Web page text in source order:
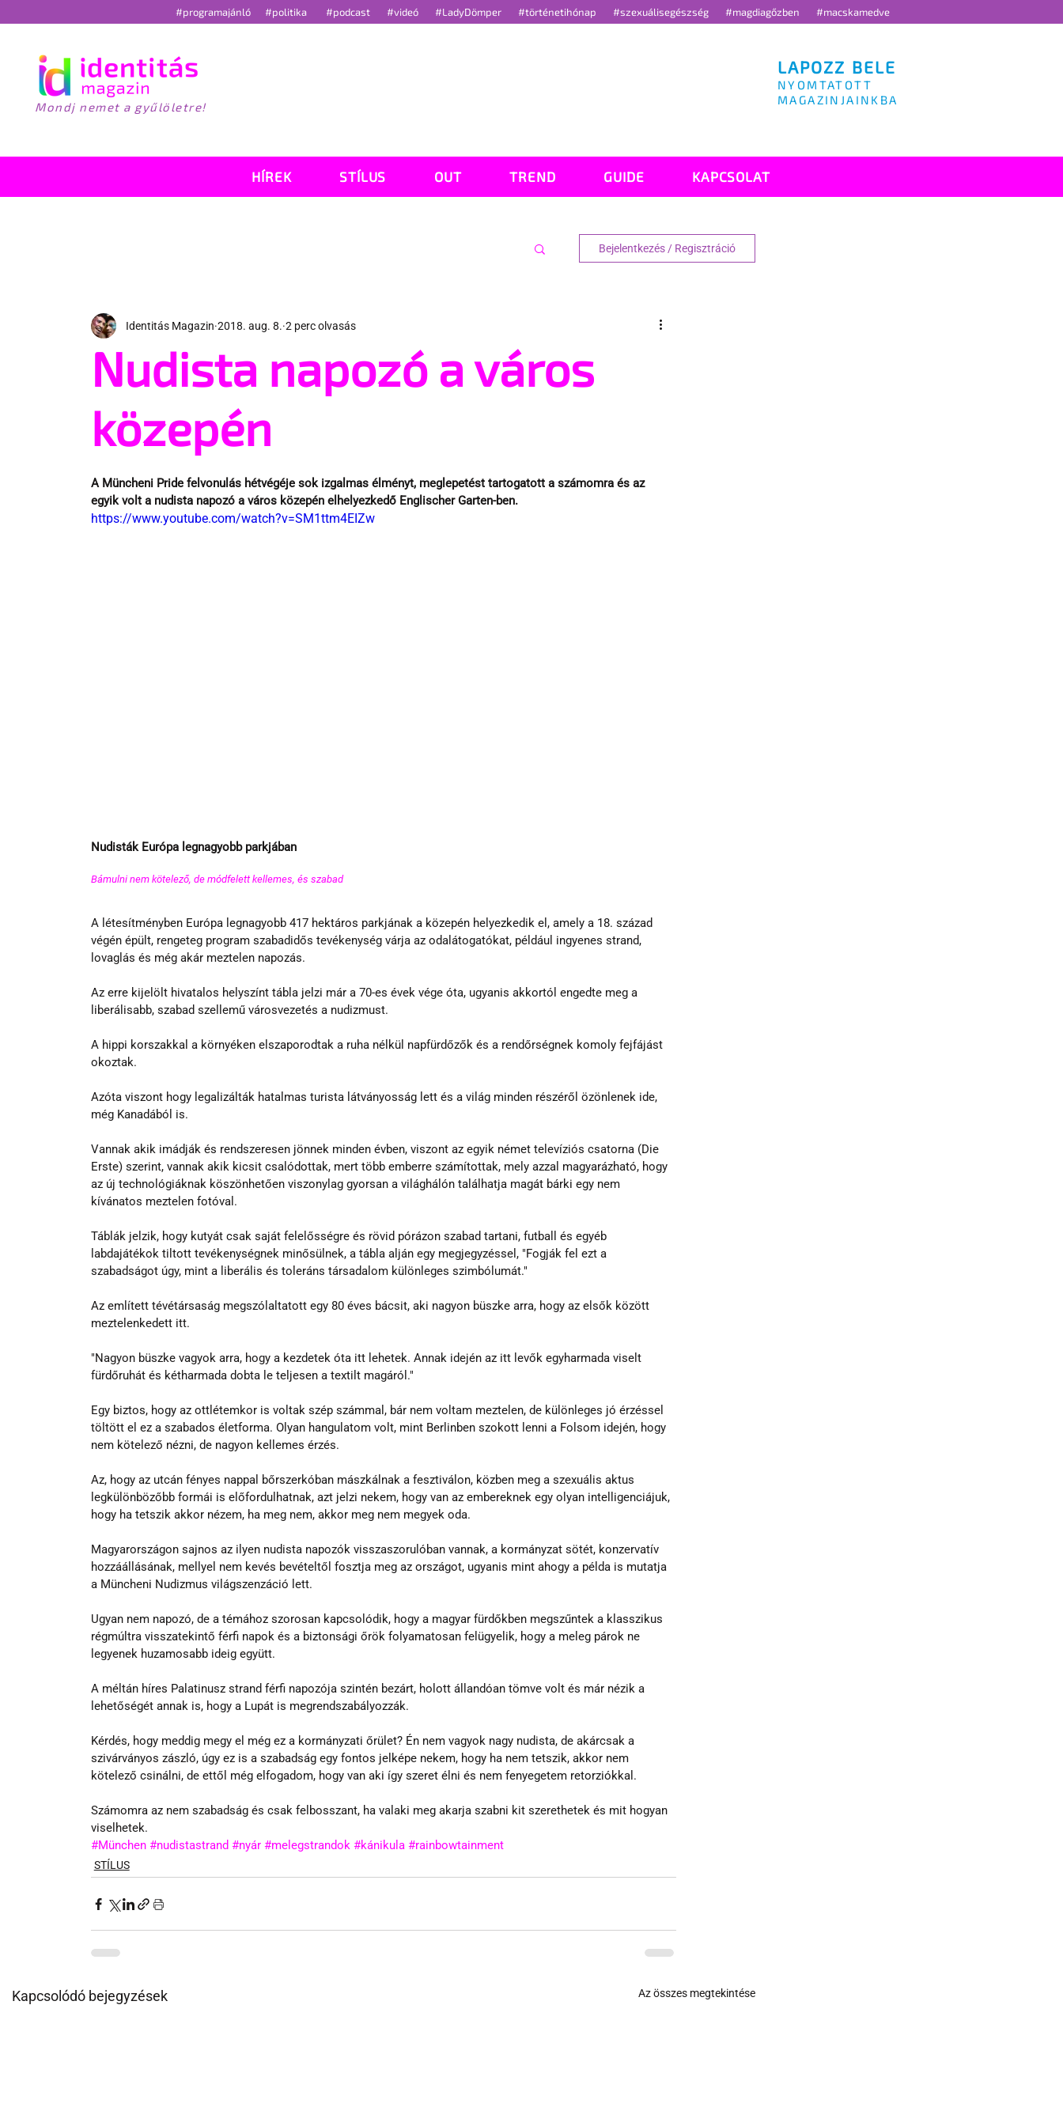
#programajánló #politika #podcast #videó #LadyDömper #történetihónap #szexuálisegészség #magdiagőzben #macskamedve
Mondj nemet a gyűlöletre!
LAPOZZ BELE
NYOMTATOTT
MAGAZINJAINKBA
HÍREK STÍLUS OUT TREND GUIDE KAPCSOLAT
Bejelentkezés / Regisztráció
Nudista napozó a város
közepén
Identitás Magazin 2018. aug. 8. 2 perc olvasás
A Müncheni Pride felvonulás hétvégéje sok izgalmas élményt, meglepetést tartogatott a számomra és az
egyik volt a nudista napozó a város közepén elhelyezkedő Englischer Garten-ben.
https://www.youtube.com/watch?v=SM1ttm4EIZw
Nudisták Európa legnagyobb parkjában
Bámulni nem kötelező, de módfelett kellemes, és szabad
A létesítményben Európa legnagyobb 417 hektáros parkjának a közepén helyezkedik el, amely a 18. század
végén épült, rengeteg program szabadidős tevékenység várja az odalátogatókat, például ingyenes strand,
lovaglás és még akár meztelen napozás.
Az erre kijelölt hivatalos helyszínt tábla jelzi már a 70-es évek vége óta, ugyanis akkortól engedte meg a
liberálisabb, szabad szellemű városvezetés a nudizmust.
A hippi korszakkal a környéken elszaporodtak a ruha nélkül napfürdőzők és a rendőrségnek komoly fejfájást
okoztak.
Azóta viszont hogy legalizálták hatalmas turista látványosság lett és a világ minden részéről özönlenek ide,
még Kanadából is.
Vannak akik imádják és rendszeresen jönnek minden évben, viszont az egyik német televíziós csatorna (Die
Erste) szerint, vannak akik kicsit csalódottak, mert több emberre számítottak, mely azzal magyarázható, hogy
az új technológiáknak köszönhetően viszonylag gyorsan a világhálón találhatja magát bárki egy nem
kívánatos meztelen fotóval.
Táblák jelzik, hogy kutyát csak saját felelősségre és rövid pórázon szabad tartani, futball és egyéb
labdajátékok tiltott tevékenységnek minősülnek, a tábla alján egy megjegyzéssel, "Fogják fel ezt a
szabadságot úgy, mint a liberális és toleráns társadalom különleges szimbólumát."
Az említett tévétársaság megszólaltatott egy 80 éves bácsit, aki nagyon büszke arra, hogy az elsők között
meztelenkedett itt.
"Nagyon büszke vagyok arra, hogy a kezdetek óta itt lehetek. Annak idején az itt levők egyharmada viselt
fürdőruhát és kétharmada dobta le teljesen a textilt magáról."
Egy biztos, hogy az ottlétemkor is voltak szép számmal, bár nem voltam meztelen, de különleges jó érzéssel
töltött el ez a szabados életforma. Olyan hangulatom volt, mint Berlinben szokott lenni a Folsom idején, hogy
nem kötelező nézni, de nagyon kellemes érzés.
Az, hogy az utcán fényes nappal bőrszerkóban mászkálnak a fesztiválon, közben meg a szexuális aktus
legkülönbözőbb formái is előfordulhatnak, azt jelzi nekem, hogy van az embereknek egy olyan intelligenciájuk,
hogy ha tetszik akkor nézem, ha meg nem, akkor meg nem megyek oda.
Magyarországon sajnos az ilyen nudista napozók visszaszorulóban vannak, a kormányzat sötét, konzervatív
hozzáállásának, mellyel nem kevés bevételtől fosztja meg az országot, ugyanis mint ahogy a példa is mutatja
a Müncheni Nudizmus világszenzáció lett.
Ugyan nem napozó, de a témához szorosan kapcsolódik, hogy a magyar fürdőkben megszűntek a klasszikus
régmúltra visszatekintő férfi napok és a biztonsági őrök folyamatosan felügyelik, hogy a meleg párok ne
legyenek huzamosabb ideig együtt.
A méltán híres Palatinusz strand férfi napozója szintén bezárt, holott állandóan tömve volt és már nézik a
lehetőségét annak is, hogy a Lupát is megrendszabályozzák.
Kérdés, hogy meddig megy el még ez a kormányzati őrület? Én nem vagyok nagy nudista, de akárcsak a
szivárványos zászló, úgy ez is a szabadság egy fontos jelképe nekem, hogy ha nem tetszik, akkor nem
kötelező csinálni, de ettől még elfogadom, hogy van aki így szeret élni és nem fenyegetem retorziókkal.
Számomra az nem szabadság és csak felbosszant, ha valaki meg akarja szabni kit szerethetek és mit hogyan
viselhetek.
#München #nudistastrand #nyár #melegstrandok #kánikula #rainbowtainment
STÍLUS
Kapcsolódó bejegyzések Az összes megtekintése